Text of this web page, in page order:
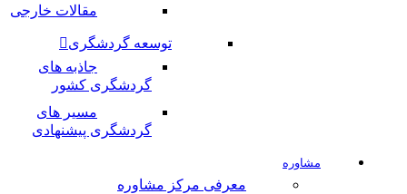
مقالات خارجی
توسعه گردشگری
جاذبه های
گردشگری کشور
مسیر های
گردشگری پیشنهادی
مشاوره
معرفی مرکز مشاوره